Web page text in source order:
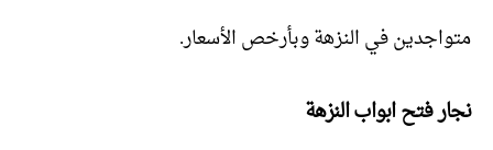
متواجدين في النزهة وبأرخص الأسعار.
نجار فتح ابواب النزهة